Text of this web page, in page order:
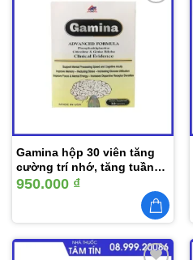
Gamina hộp 30 viên tăng
cường trí nhớ, tăng tuần
hoàn máu não, lưu thông
950.000 ₫